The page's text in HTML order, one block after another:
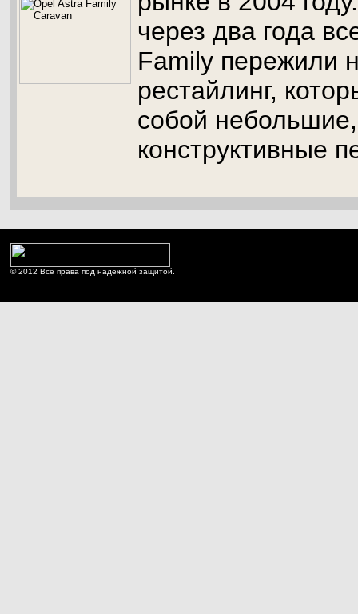
через два года
Family пережили
рестайлинг,
собой
конструктивные
© 2012 Все права под надежной защитой.